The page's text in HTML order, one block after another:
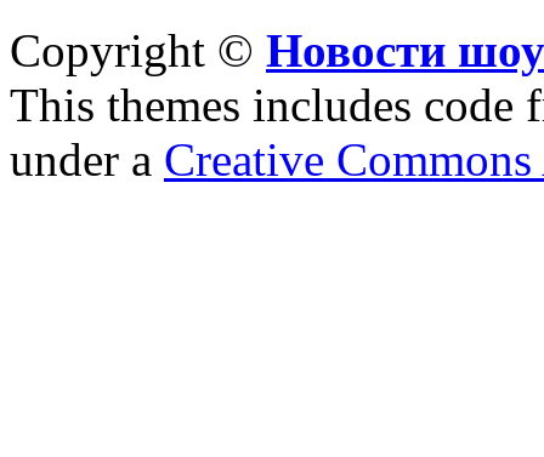
Copyright © Новости
This themes includes code
under a Creative